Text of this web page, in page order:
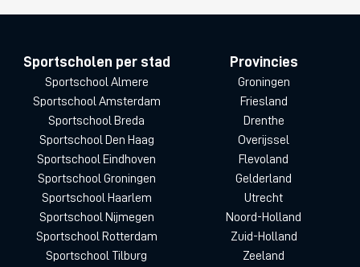
Sportscholen per stad
Sportschool Almere
Sportschool Amsterdam
Sportschool Breda
Sportschool Den Haag
Sportschool Eindhoven
Sportschool Groningen
Sportschool Haarlem
Sportschool Nijmegen
Sportschool Rotterdam
Sportschool Tilburg
Provincies
Groningen
Friesland
Drenthe
Overijssel
Flevoland
Gelderland
Utrecht
Noord-Holland
Zuid-Holland
Zeeland